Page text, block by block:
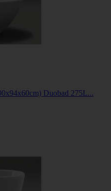
Duobad 275L...